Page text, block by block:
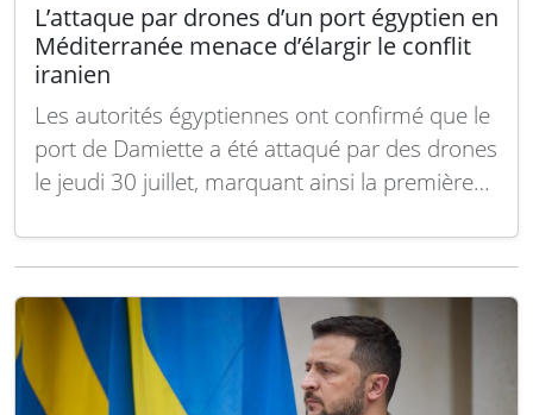
L’attaque par drones d’un port égyptien en
Méditerranée menace d’élargir le conflit
iranien
Les autorités égyptiennes ont confirmé que le
port de Damiette a été attaqué par des drones
le jeudi 30 juillet, marquant ainsi la première
territoire égyptien dans le cadre du conflit
l’auteur de cette opération, cet incident…
la suite